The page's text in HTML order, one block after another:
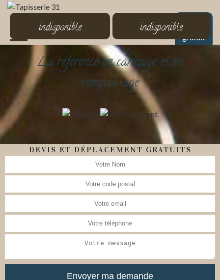
Devis
gratuit
indisponible indisponible
La référence en cannage et en
rempaillage
DEVIS ET DÉPLACEMENT GRATUITS